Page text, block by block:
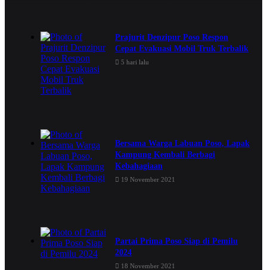
Prajurit Denzipur Poso Respon
Cepat Evakuasi Mobil Truk Terbalik
5 hari lalu
Bersama Warga Labuan Poso, Lapak
Kampung Kembali Berbagi
Kebahagiaan
19 November 2021
Partai Prima Poso Siap di Pemilu
2024
18 November 2021